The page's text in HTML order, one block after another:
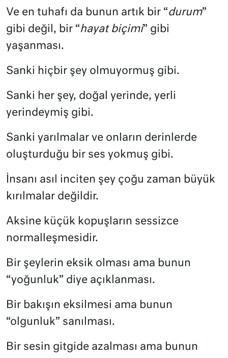
Ve en tuhafı da bunun artık bir “durum”
gibi değil, bir “hayat biçimi” gibi
yaşanması.
Sanki hiçbir şey olmuyormuş gibi.
Sanki her şey, doğal yerinde, yerli
yerindeymiş gibi.
Sanki yarılmalar ve onların derinlerde
oluşturduğu bir ses yokmuş gibi.
İnsanı asıl inciten şey çoğu zaman büyük
kırılmalar değildir.
Aksine küçük kopuşların sessizce
normalleşmesidir.
Bir şeylerin eksik olması ama bunun
“yoğunluk” diye açıklanması.
Bir bakışın eksilmesi ama bunun
“olgunluk” sanılması.
Bir sesin gitgide azalması ama bunun